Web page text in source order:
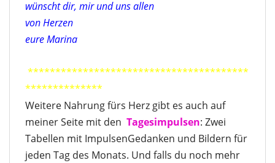
wünscht dir, mir und uns allen
von Herzen
eure Marina
****************************************
**************
Weitere Nahrung fürs Herz gibt es auch auf
meiner Seite mit den Tagesimpulsen: Zwei
Tabellen mit ImpulsenGedanken und Bildern für
jeden Tag des Monats. Und falls du noch mehr